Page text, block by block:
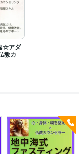
☆アダ
教カ